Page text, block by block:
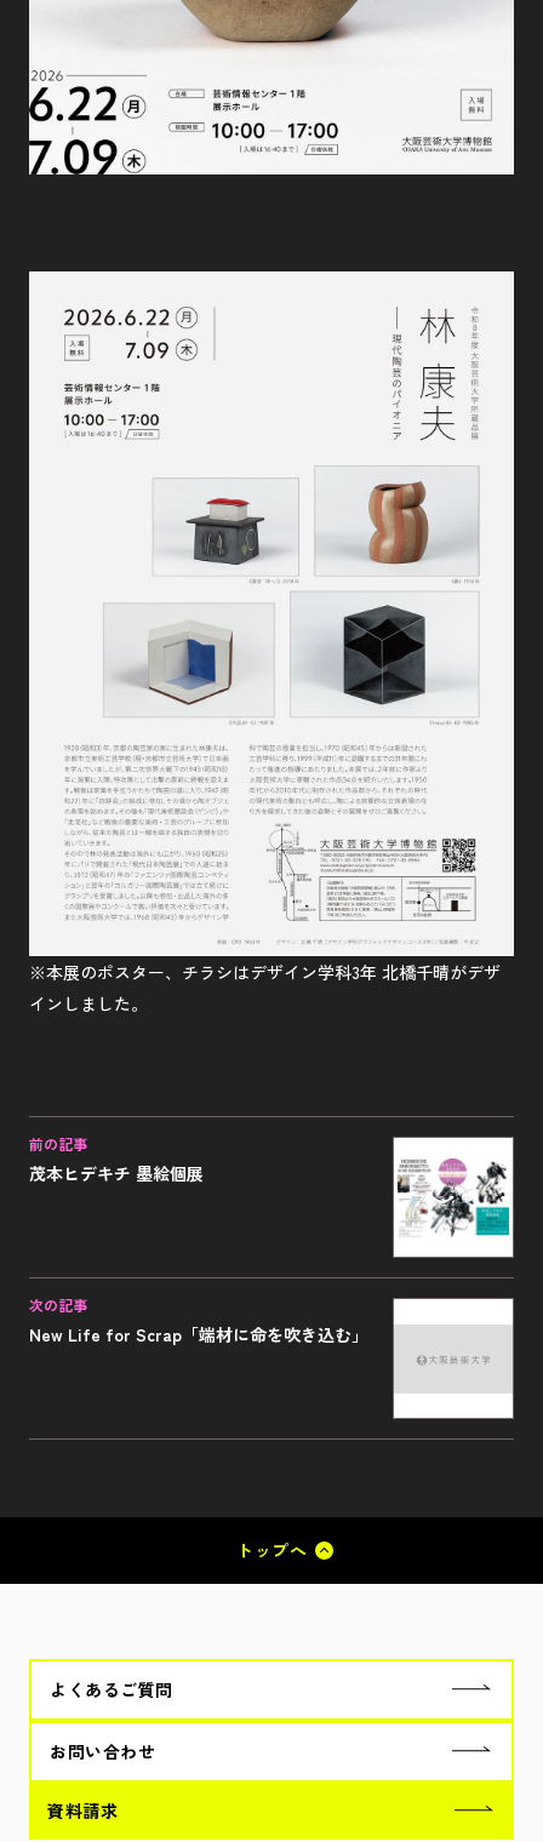
※本展のポスター、チラシはデザイン学科3年 北橋千晴がデザ
インしました。
前の記事
茂本ヒデキチ 墨絵個展
次の記事
New Life for Scrap「端材に命を吹き込む」
トップへ
よくあるご質問
お問い合わせ
資料請求